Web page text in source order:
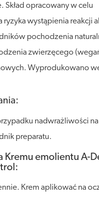
opracowany w celu
wystąpienia reakcji
pochodzenia
zwierzęcego
Wyprodukowano
nadwrażliwości na
preparatu.
Kremu emolientu A-
Krem aplikować na